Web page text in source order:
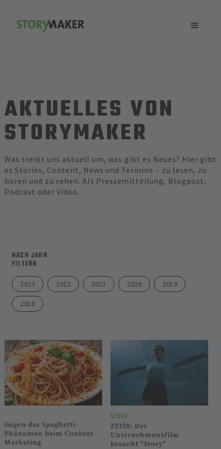
AKTUELLES VON
STORYMAKER
Was treibt uns aktuell um, was gibt es Neues? Hier gibt
es Stories, Content, News und Termine – zu lesen, zu
hören und zu sehen. Als Pressemitteilung, Blogpost,
Podcast oder Video.
NACH JAHR
FILTERN
2023 2022 2021 2020 2019
2018
Gegen das Spaghetti-
Phänomen beim Content
Marketing
STORY
ZEISS: Der
Unternehmensfilm
braucht "Story"